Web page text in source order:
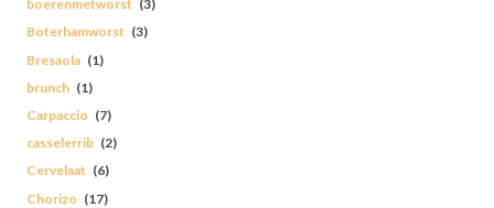
boerenmetworst (3)
Boterhamworst (3)
Bresaola (1)
brunch (1)
Carpaccio (7)
casselerrib (2)
Cervelaat (6)
Chorizo (17)